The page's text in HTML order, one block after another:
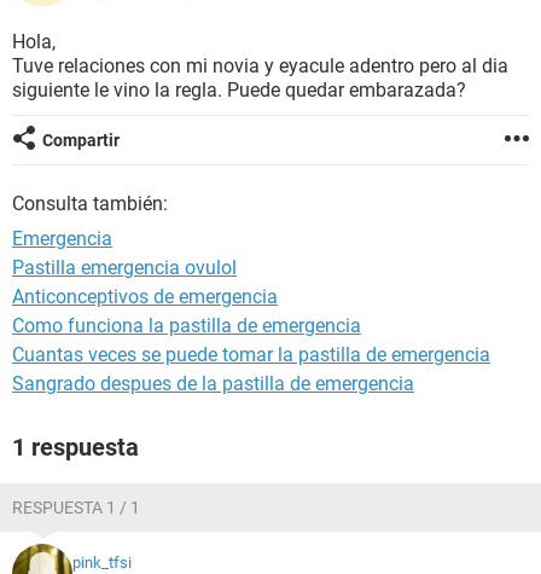
BIENESTAR
Hola,
Tuve relaciones con mi novia y eyacule adentro pero al dia
siguiente le vino la regla. Puede quedar embarazada?
Compartir
Consulta también:
Emergencia
Pastilla emergencia ovulol
Anticonceptivos de emergencia
Como funciona la pastilla de emergencia
Cuantas veces se puede tomar la pastilla de emergencia
Sangrado despues de la pastilla de emergencia
1 respuesta
RESPUESTA 1 / 1
pink_tfsi